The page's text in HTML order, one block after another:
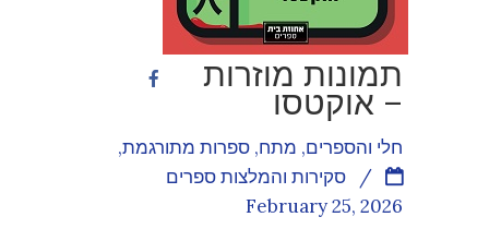
תמונות מוזרות
– אוקטסו
חלי והספרים, מתח, ספרות מתורגמת,
סקירות והמלצות ספרים
/
February 25, 2026